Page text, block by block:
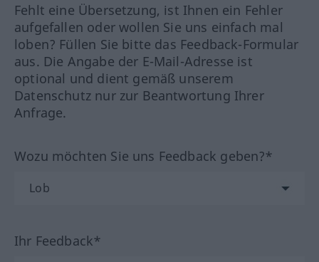
Fehlt eine Übersetzung, ist Ihnen ein Fehler
aufgefallen oder wollen Sie uns einfach mal
loben? Füllen Sie bitte das Feedback-Formular
aus. Die Angabe der E-Mail-Adresse ist
optional und dient gemäß unserem
Datenschutz nur zur Beantwortung Ihrer
Anfrage.
Wozu möchten Sie uns Feedback geben?*
Ihr Feedback*